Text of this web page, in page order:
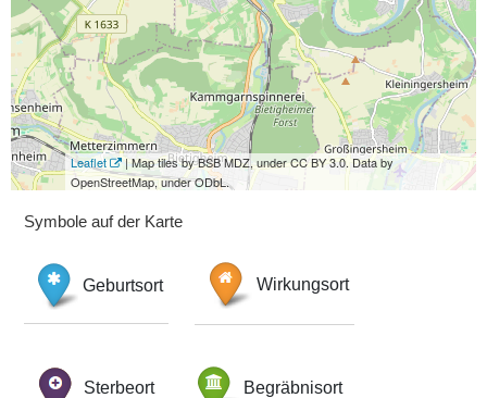
Leaflet
| Map tiles by BSB MDZ, under CC BY 3.0. Data by
OpenStreetMap, under ODbL.
Symbole auf der Karte
Geburtsort Wirkungsort
Sterbeort Begräbnisort